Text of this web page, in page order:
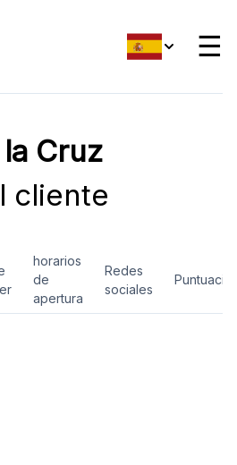
☰
Cruz
cliente
horarios
de
apertura
Redes
sociales